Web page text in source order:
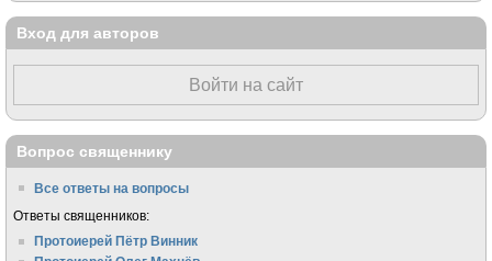
Вход для авторов
Войти на сайт
Вопрос священнику
Все ответы на вопросы
Ответы священников:
Протоиерей Пётр Винник